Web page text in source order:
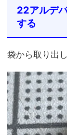
22アルデ
する
袋から取り出